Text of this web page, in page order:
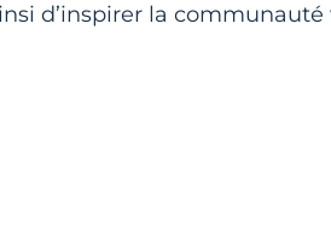
d’inspirer la